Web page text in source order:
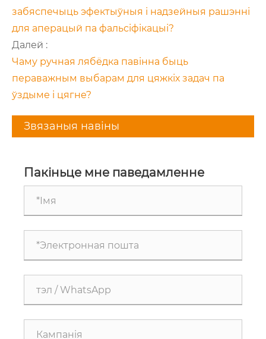
забяспечыць эфектыўныя і надзейныя рашэнні
для аперацый па фальсіфікацыі?
Далей :
Чаму ручная лябёдка павінна быць
пераважным выбарам для цяжкіх задач па
ўздыме і цягне?
Звязаныя навіны
Пакіньце мне паведамленне